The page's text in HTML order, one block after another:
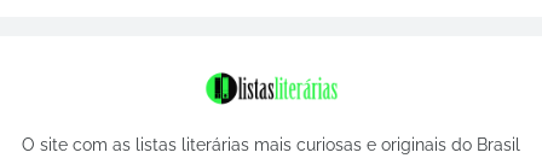
O site com as listas literárias mais curiosas e originais do Brasil